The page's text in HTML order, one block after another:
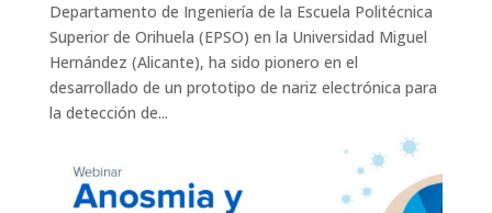
Departamento de Ingeniería de la Escuela Politécnica
Superior de Orihuela (EPSO) en la Universidad Miguel
Hernández (Alicante), ha sido pionero en el
desarrollado de un prototipo de nariz electrónica para
la detección de...